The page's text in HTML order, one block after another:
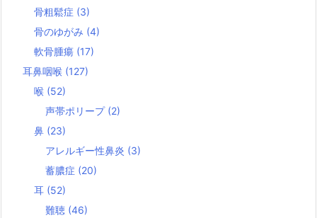
骨粗鬆症 (3)
骨のゆがみ (4)
軟骨腫瘍 (17)
耳鼻咽喉 (127)
喉 (52)
声帯ポリープ (2)
鼻 (23)
アレルギー性鼻炎 (3)
蓄膿症 (20)
耳 (52)
難聴 (46)